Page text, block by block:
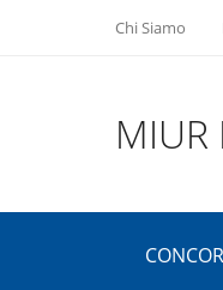
Chi Siamo
MIUR